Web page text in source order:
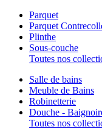
Parquet
Parquet
Plinthe
Sous-couche
Toutes nos
Salle de bains
Meuble de Bains
Robinetterie
Douche -
Toutes nos